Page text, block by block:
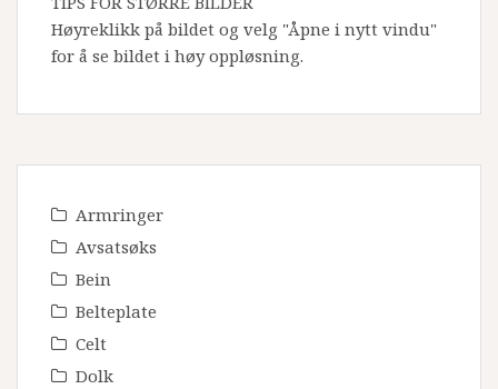
Høyreklikk på bildet og velg "Åpne i nytt vindu"
for å se bildet i høy oppløsning.
Armringer
Avsatsøks
Bein
Belteplate
Celt
Dolk